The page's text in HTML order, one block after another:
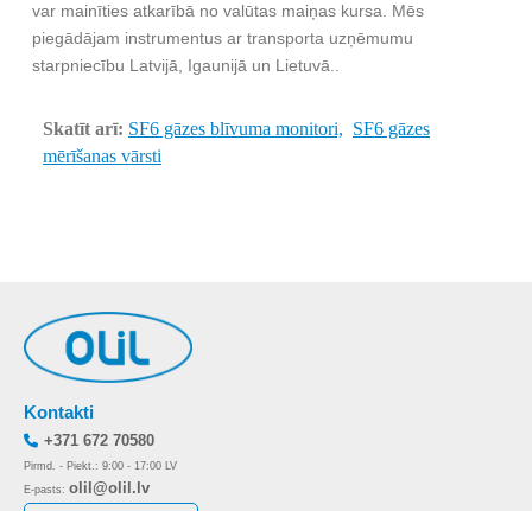
var mainīties atkarībā no valūtas maiņas kursa. Mēs
piegādājam instrumentus ar transporta uzņēmumu
starpniecību Latvijā, Igaunijā un Lietuvā..
Skatīt arī: SF6 gāzes blīvuma monitori, SF6 gāzes
mērīšanas vārsti
Kontakti
+371 672 70580
Pirmd. - Piekt.: 9:00 - 17:00 LV
E-pasts: olil@olil.lv